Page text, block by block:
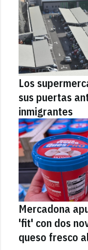
Los
sus puertas
inmigrantes
Mercadona
'fit' con dos
queso fresco